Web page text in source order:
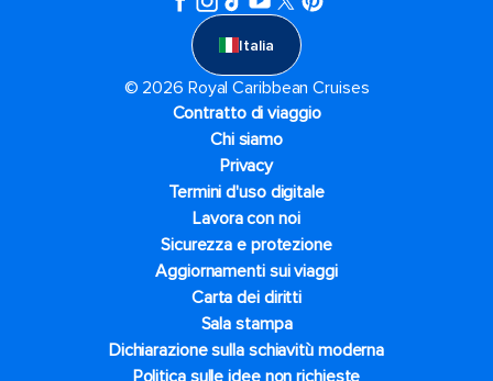
Italia
© 2026 Royal Caribbean Cruises
Contratto di viaggio
Chi siamo
Privacy
Termini d'uso digitale
Lavora con noi
Sicurezza e protezione
Aggiornamenti sui viaggi
Carta dei diritti
Sala stampa
Dichiarazione sulla schiavitù moderna